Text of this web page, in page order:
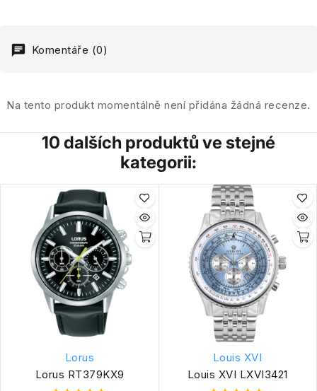
Komentáře (0)
Na tento produkt momentálně není přidána žádná recenze.
10 dalších produktů ve stejné
kategorii:
Lorus
Lorus RT379KX9
Louis XVI
Louis XVI LXVI3421